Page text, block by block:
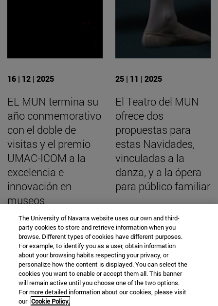
16 | 12 | 2025
EL MUN termina su
año conmemorativo
con el doble de
visitas y el premio
UMAC-ICOM a la
excelencia e
innovación en
museos
universitarios
25 | 11 | 2025
El Teatro del MUN
ofrece dos
propuestas para
estas Navidades,
vinculadas a la
danza, y a la ópera
para público familiar
BUSCADOR NOTICIAS
The University of Navarra website uses our own and third-
party cookies to store and retrieve information when you
browse. Different types of cookies have different purposes.
For example, to identify you as a user, obtain information
about your browsing habits respecting your privacy, or
personalize how the content is displayed. You can select the
cookies you want to enable or accept them all. This banner
will remain active until you choose one of the two options.
For more detailed information about our cookies, please visit
our Cookie Policy.